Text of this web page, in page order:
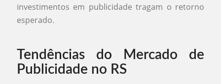
investimentos em publicidade tragam o retorno
esperado.
Tendências do Mercado de
Publicidade no RS